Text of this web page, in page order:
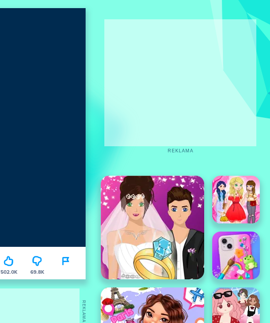
502.0K 69.8K
REKLAMA
REKLAMA